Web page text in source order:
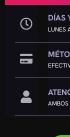
DÍAS
LUNES
AMBOS